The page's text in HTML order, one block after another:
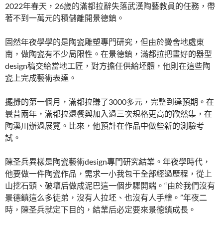
2022年春天，26歲的滿都拉辭失落武漢陶藝教員的任務，帶
著不到一萬元的積儲離開景德鎮。
固然年夜學學的是陶瓷雕塑專門研究，但由於黌舍地處東
南，做陶瓷有不少局限性。在景德鎮，滿都拉把畫好的器型
design稿交給當地工匠，對方擔任供給坯體，他則在這些陶
瓷上完成藝術表達。
擺攤的第一個月，滿都拉賺了3000多元，完整到達預期。在
曩昔兩年，滿都拉還餐與加入過三次規格更高的歡然集，在
陶溪川辦過展覽。比來，他預計在作品中做些新的測驗考
試。
陳圣兵異樣是陶瓷藝術design專門研究結業。年夜學時代，
他要做一件陶瓷作品，需求一小我包干全部經過歷程，從上
山挖石頭、破壞后做成泥巴這一個步驟開端。“由於我們沒有
景德鎮這么多徒弟，沒有人拉坯、也沒有人手繪。”年夜二
時，陳圣兵就定下目的，結業后必定要來景德鎮成長。